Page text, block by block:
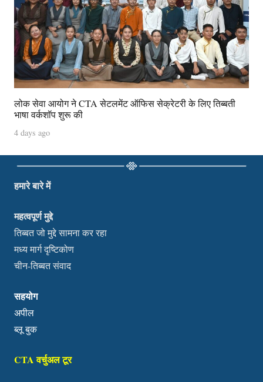
लोक सेवा आयोग ने CTA सेटलमेंट ऑफिस सेक्रेटरी के लिए तिब्बती
भाषा वर्कशॉप शुरू की
4 days ago
हमारे बारे में
महत्वपूर्ण मुद्दे
तिब्बत जो मुद्दे सामना कर रहा
मध्य मार्ग दृष्टिकोण
चीन-तिब्बत संवाद
सहयोग
अपील
ब्लू बुक
CTA वर्चुअल टूर